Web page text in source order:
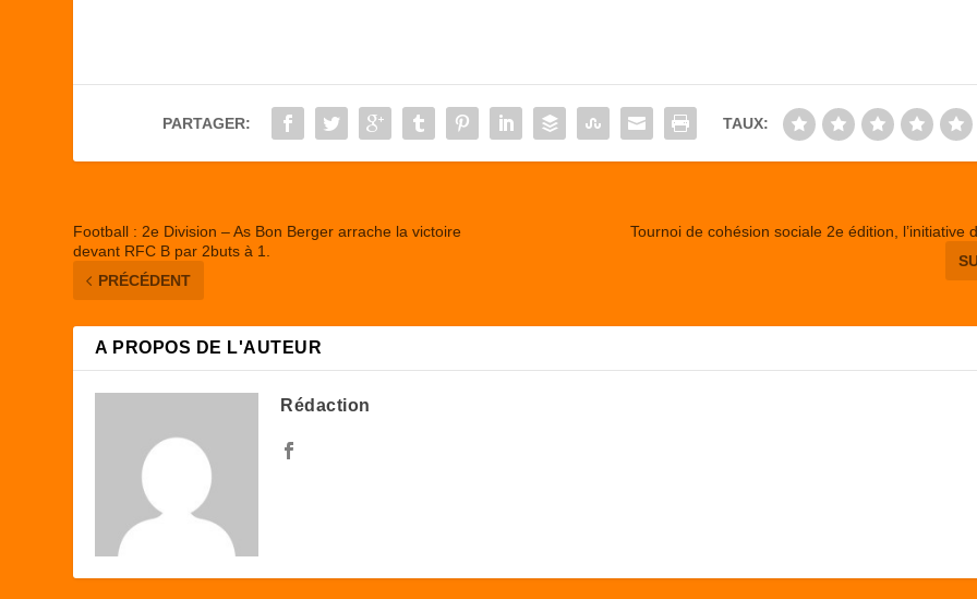
b
o
d
o
er
PARTAGER: TAUX:
Football : 2e Division – As Bon Berger arrache la victoire
devant RFC B par 2buts à 1.
PRÉCÉDENT
Tournoi de cohésion sociale 2e édition, l’initiative
A PROPOS DE L'AUTEUR
Rédaction